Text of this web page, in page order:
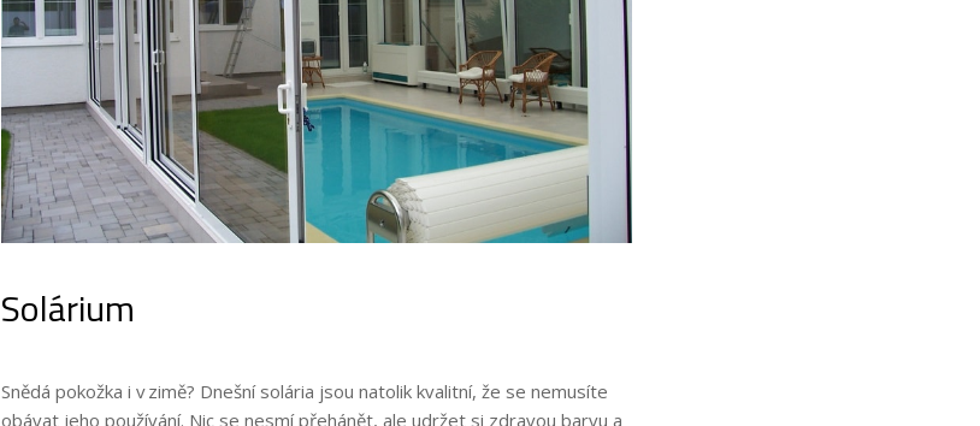
Solárium
Snědá pokožka i v zimě? Dnešní solária jsou natolik kvalitní, že se nemusíte
obávat jeho používání. Nic se nesmí přehánět, ale udržet si zdravou barvu a